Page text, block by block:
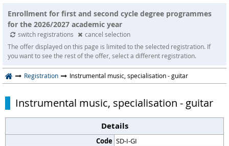
Enrollment for first and second cycle degree programmes
for the 2026/2027 academic year
switch registrations
cancel selection
The offer displayed on this page is limited to the selected registration. If
you want to see the rest of the offer, select a different registration.
Registration Instrumental music, specialisation - guitar
Instrumental music, specialisation - guitar
Details
Code SD-I-GI